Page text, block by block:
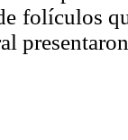
folículos